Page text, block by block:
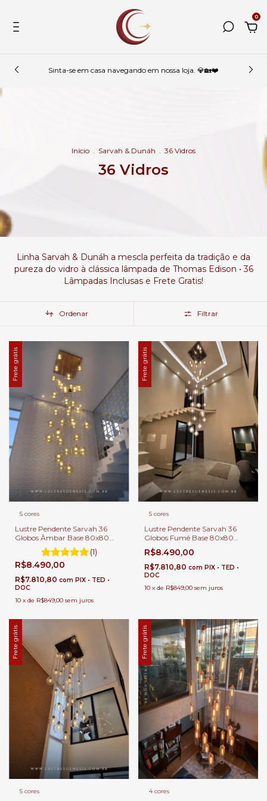
0
Sinta-se em casa navegando em nossa loja. 💎🏡❤️
Início . Sarvah & Dunáh . 36 Vidros
36 Vidros
Linha Sarvah & Dunáh a mescla perfeita da tradição e da
pureza do vidro à clássica lâmpada de Thomas Edison • 36
Lâmpadas Inclusas e Frete Gratis!
Ordenar Filtrar
Frete grátis
5 cores
Lustre Pendente Sarvah 36
Globos Âmbar Base 80x80
Quadrada Para Casas Pé
Direito Duplo e Alto.
(1)
R$8.490,00
R$7.810,80 com PIX • TED •
DOC
10 x de R$849,00 sem juros
Frete grátis
5 cores
Lustre Pendente Sarvah 36
Globos Fumê Base 80x80
Quadrada Para Casas Pé
Direito Duplo e Alto.
R$8.490,00
R$7.810,80 com PIX • TED •
DOC
10 x de R$849,00 sem juros
Frete grátis
5 cores
Frete grátis
4 cores